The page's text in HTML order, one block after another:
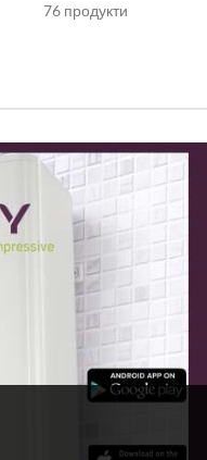
76 продукти